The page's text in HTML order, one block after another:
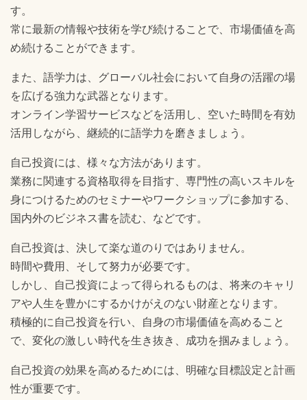
す。
常に最新の情報や技術を学び続けることで、市場価値を高
め続けることができます。
また、語学力は、グローバル社会において自身の活躍の場
を広げる強力な武器となります。
オンライン学習サービスなどを活用し、空いた時間を有効
活用しながら、継続的に語学力を磨きましょう。
自己投資には、様々な方法があります。
業務に関連する資格取得を目指す、専門性の高いスキルを
身につけるためのセミナーやワークショップに参加する、
国内外のビジネス書を読む、などです。
自己投資は、決して楽な道のりではありません。
時間や費用、そして努力が必要です。
しかし、自己投資によって得られるものは、将来のキャリ
アや人生を豊かにするかけがえのない財産となります。
積極的に自己投資を行い、自身の市場価値を高めること
で、変化の激しい時代を生き抜き、成功を掴みましょう。
自己投資の効果を高めるためには、明確な目標設定と計画
性が重要です。